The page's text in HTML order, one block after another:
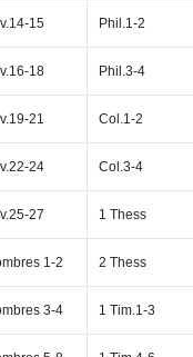
15 Phil.1-2
18 Phil.3-4
21 Col.1-2
24 Col.3-4
27 1 Thess
1-2 2 Thess
3-4 1 Tim.1-3